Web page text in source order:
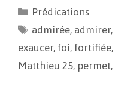
b
o
l
L
i
k
a
g
e
Prédications
admirée, admirer,
exaucer, foi, fortifiée,
Matthieu 25, permet,